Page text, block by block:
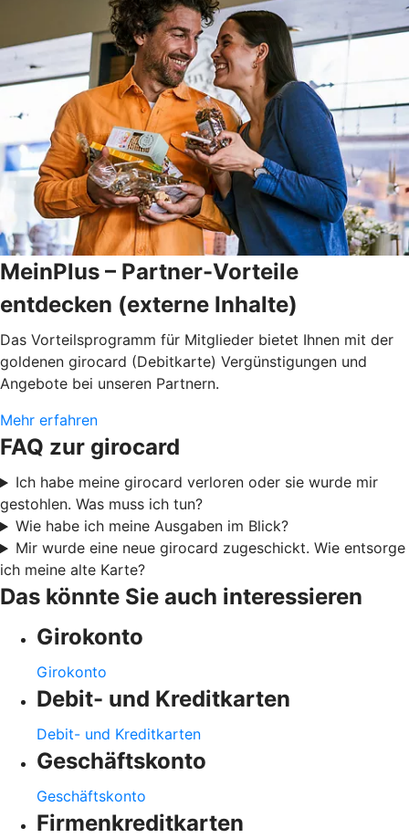
MeinPlus – Partner-Vorteile
entdecken (externe Inhalte)
Das Vorteilsprogramm für Mitglieder bietet Ihnen mit der
goldenen girocard (Debitkarte) Vergünstigungen und
Angebote bei unseren Partnern.
Mehr erfahren
FAQ zur girocard
Ich habe meine girocard verloren oder sie wurde mir
gestohlen. Was muss ich tun?
Wie habe ich meine Ausgaben im Blick?
Mir wurde eine neue girocard zugeschickt. Wie entsorge
ich meine alte Karte?
Das könnte Sie auch interessieren
Girokonto
Girokonto
Debit- und Kreditkarten
Debit- und Kreditkarten
Geschäftskonto
Geschäftskonto
Firmenkreditkarten